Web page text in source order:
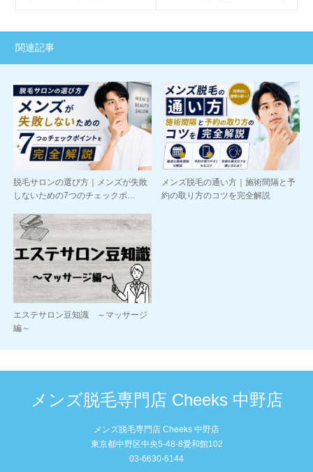
関連記事
脱毛サロンの選び方｜メンズが失敗
しないための7つのチェックポ…
メンズ脱毛の通い方｜施術間隔と予
約の取り方のコツを完全解説
エステサロン豆知識 ～マッサージ
編～
メンズ脱毛専門店 Cheeks 中野店
メンズ脱毛専門店 Cheeks 中野店
東京都中野区中央5-48-8愛和館102
03-6630-6144